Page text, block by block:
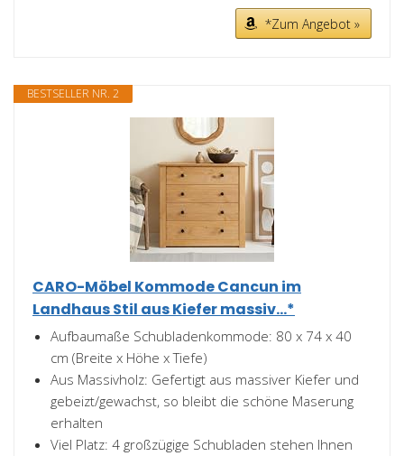
*Zum Angebot »
BESTSELLER NR. 2
CARO-Möbel Kommode Cancun im
Landhaus Stil aus Kiefer massiv...*
Aufbaumaße Schubladenkommode: 80 x 74 x 40
cm (Breite x Höhe x Tiefe)
Aus Massivholz: Gefertigt aus massiver Kiefer und
gebeizt/gewachst, so bleibt die schöne Maserung
erhalten
Viel Platz: 4 großzügige Schubladen stehen Ihnen